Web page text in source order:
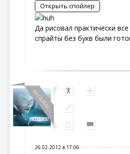
Да рисовал практически
спрайты без букв были
exclusiv...
26.02.2012 в 17:06